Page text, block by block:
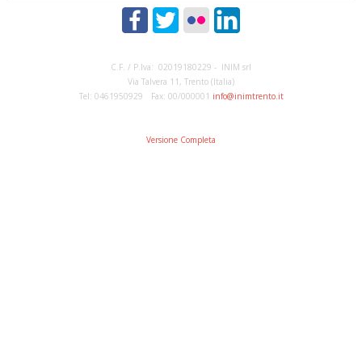
C.F. / P.Iva: 02019180229 - INIM srl
Via Talvera 11, Trento (Italia)
Tel: 0461950929 Fax: 00/000001 info@inimtrento.it
Versione Completa